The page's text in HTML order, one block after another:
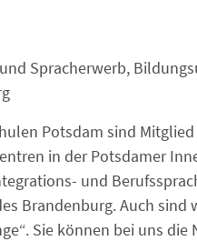
Spracherwerb,
Potsdam sind
in der Potsdamer
und
Brandenburg. Auch sind
Sie können bei uns die